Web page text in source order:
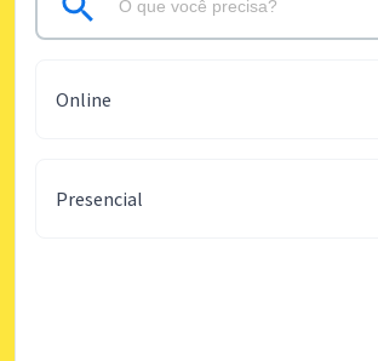
Online
Presencial